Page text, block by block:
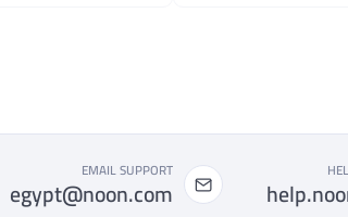
EMAIL SUPPORT
egypt@noon.com